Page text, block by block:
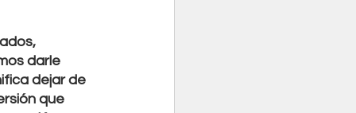
darle
dejar de
que